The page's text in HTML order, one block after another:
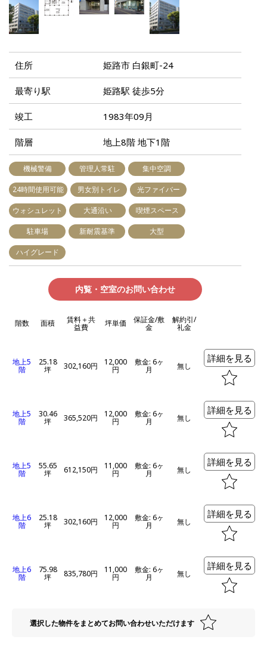
住所 姫路市 白銀町-24
最寄り駅 姫路駅 徒歩5分
竣工 1983年09月
階層 地上8階 地下1階
機械警備 管理人常駐 集中空調
24時間使用可能 男女別トイレ 光ファイバー
ウォシュレット 大通沿い 喫煙スペース
駐車場 新耐震基準 大型
ハイグレード
内覧・空室のお問い合わせ
階数 面積 賃料＋共
益費 坪単価 保証金/敷
金
解約引/
礼金
地上5
階
25.18
坪 302,160円 12,000
円
敷金: 6ヶ
月 無し
詳細を見る
地上5
階
30.46
坪 365,520円 12,000
円
敷金: 6ヶ
月 無し
詳細を見る
地上5
階
55.65
坪 612,150円 11,000
円
敷金: 6ヶ
月 無し
詳細を見る
地上6
階
25.18
坪 302,160円 12,000
円
敷金: 6ヶ
月 無し
詳細を見る
地上6
階
75.98
坪 835,780円 11,000
円
敷金: 6ヶ
月 無し
詳細を見る
選択した物件をまとめてお問い合わせいただけます